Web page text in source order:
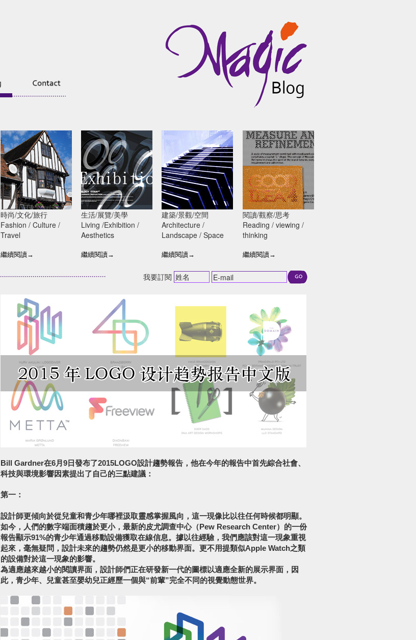
直升機變成獨特的酒店
房間
Fashion / Culture /
Travel
時尚/文化/旅行
Fashion / Culture /
Travel
繼續閱讀→
有愛，放馬過來!百大
名人創作公益展
Exhibition / Aesthetics
生活/展覽/美學
Living /Exhibition /
Aesthetics
繼續閱讀→
3D廢料設計美學
Architecture /
Landscape / Space
建築/景觀/空間
Architecture /
Landscape / Space
繼續閱讀→
GOOD IDEA 4收錄麥
傑廣告作品
Reading / viewing /
thinking
閱讀/觀察/思考
Reading / viewing /
thinking
繼續閱讀→
我要訂閱
Bill Gardner在6月9日發布了2015LOGO設計趨勢報告，他在今年的報告中首先綜合社會、
科技與環境影響因素提出了自己的三點建議：
第一：
設計師更傾向於從兒童和青少年哪裡汲取靈感掌握風向，這一現像比以往任何時候都明顯。
如今，人們的數字端面積趨於更小，最新的皮尤調查中心（Pew Research Center）的一份
報告顯示91%的青少年通過移動設備獲取在線信息。據以往經驗，我們應該對這一現象重視
起來，毫無疑問，設計未來的趨勢仍然是更小的移動界面。更不用提類似Apple Watch之類
的設備對於這一現象的影響。
為適應越來越小的閱讀界面，設計師們正在研發新一代的圖標以適應全新的展示界面，因
此，青少年、兒童甚至嬰幼兒正經歷一個與“前輩”完全不同的視覺動態世界。